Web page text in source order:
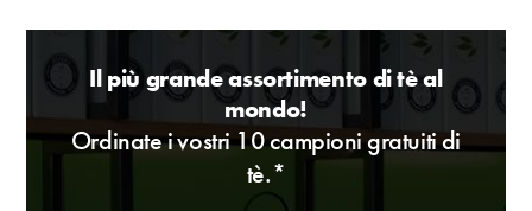
Il più grande assortimento di tè al
mondo!
Ordinate i vostri 10 campioni gratuiti di
tè.*